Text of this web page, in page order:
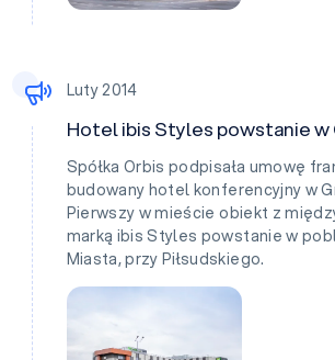
Luty 2014
Hotel ibis Styles powstanie w
Spółka Orbis podpisała umowę
budowany hotel konferencyjny w
Pierwszy w mieście obiekt z
marką ibis Styles powstanie w
Miasta, przy Piłsudskiego.